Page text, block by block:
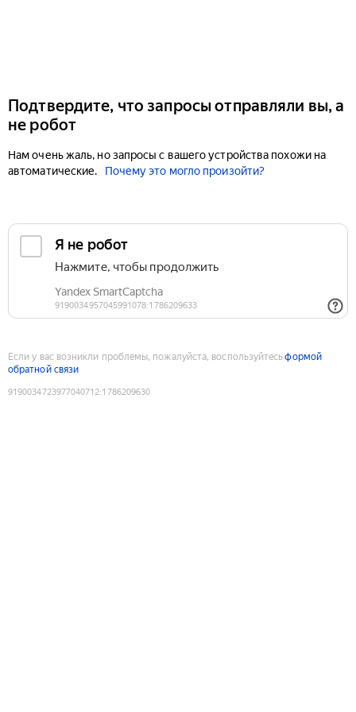
Подтвердите, что запросы отправляли вы, а
не робот
Нам очень жаль, но запросы с вашего устройства похожи на
автоматические.
Почему это могло произойти?
Если у вас возникли проблемы, пожалуйста, воспользуйтесьформой
обратной связи
9190034723977040712:1786209630